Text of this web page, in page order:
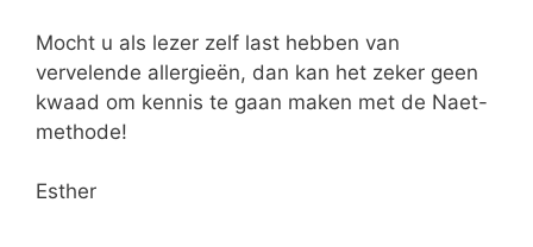
Mocht u als lezer zelf last hebben van
vervelende allergieën, dan kan het zeker geen
kwaad om kennis te gaan maken met de Naet-
methode!
Esther